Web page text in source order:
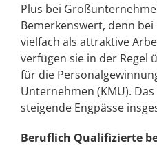
Plus bei
Bemerkenswert, denn
vielfach als attraktive
verfügen sie in der Regel
für die
Unternehmen (KMU).
steigende Engpässe
Beruflich Qualifizierte